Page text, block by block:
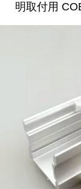
明取付用